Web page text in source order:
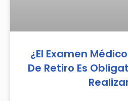
¿El Examen
De Retiro Es